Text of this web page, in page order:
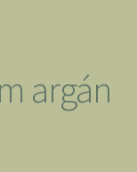
argán